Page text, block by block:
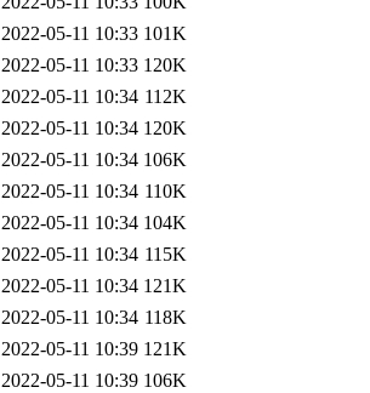
2022-05-11 10:33 101K
2022-05-11 10:33 120K
2022-05-11 10:34 112K
2022-05-11 10:34 120K
2022-05-11 10:34 106K
2022-05-11 10:34 110K
2022-05-11 10:34 104K
2022-05-11 10:34 115K
2022-05-11 10:34 121K
2022-05-11 10:34 118K
2022-05-11 10:39 121K
2022-05-11 10:39 106K